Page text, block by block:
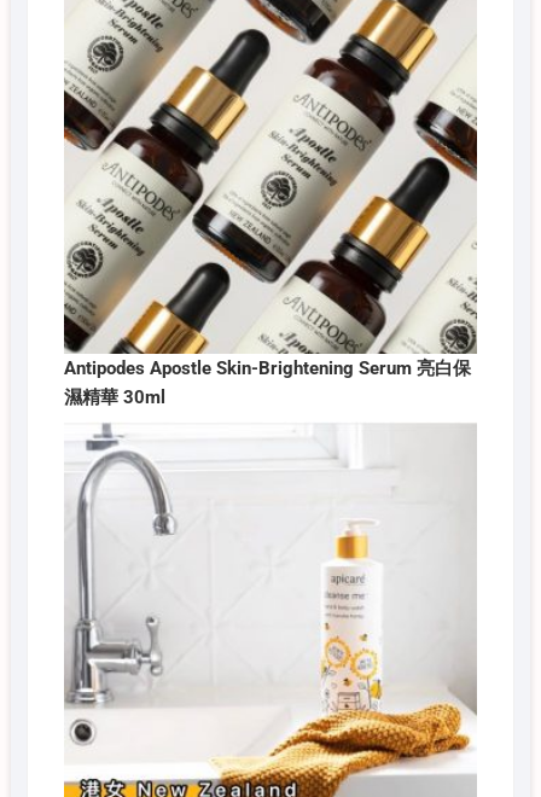
Antipodes Apostle Skin-Brightening Serum 亮白保
濕精華 30ml